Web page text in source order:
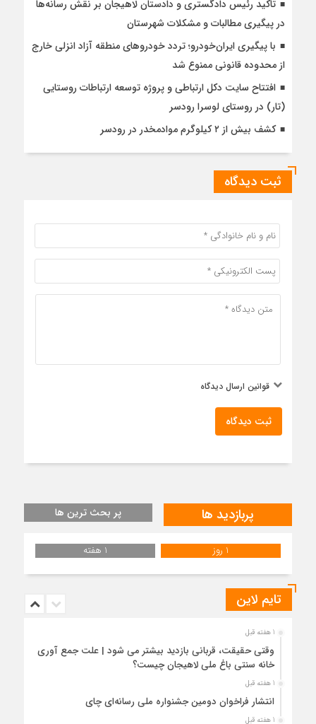
تاکید رئیس دادگستری و دادستان لاهیجان بر نقش رسانه‌ها
در پیگیری مطالبات و مشکلات شهرستان
با پیگیری ایران‌خودرو؛ تردد خودروهای منطقه آزاد انزلی خارج
از محدوده قانونی ممنوع شد
افتتاح سایت دکل ارتباطی و پروژه توسعه ارتباطات روستایی
(تار) در روستای لوسرا رودسر
کشف بیش از ۲ کیلوگرم موادمخدر در رودسر
ثبت دیدگاه
قوانین ارسال دیدگاه
ثبت دیدگاه
پربازدید ها پر بحث ترین ها
1 روز 1 هفته
تایم لاین
1 هفته قبل
وقتی حقیقت، قربانی بازدید بیشتر می شود | علت جمع آوری
خانه سنتی باغ ملی لاهیجان چیست؟
1 هفته قبل
انتشار فراخوان دومین جشنواره ملی رسانه‌ای چای
1 هفته قبل